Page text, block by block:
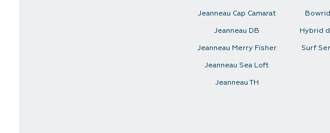
Jeanneau Cap Camarat
Jeanneau DB
Jeanneau Merry Fisher
Jeanneau Sea Loft
Jeanneau TH
Hybrid
Surf